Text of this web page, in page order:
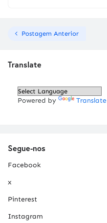
Postagem Anterior
Translate
Powered by Translate
Segue-nos
Facebook
x
Pinterest
Instagram